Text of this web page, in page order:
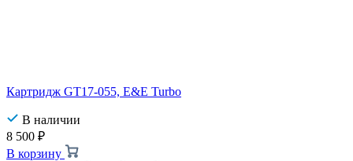
Картридж GT17-055, E&E Turbo
В наличии
8 500 ₽
В корзину